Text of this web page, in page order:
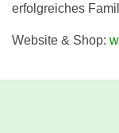
erfolgreiches
Website & Shop: